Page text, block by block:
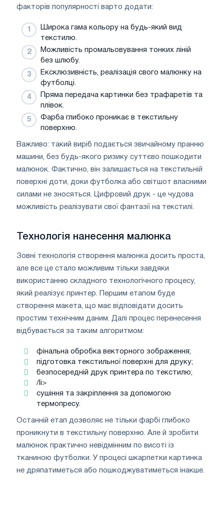
факторів популярності варто додати:
Широка гама кольору на будь-який вид
текстилю.
Можливість промальовування тонких ліній
без шлюбу.
Ексклюзивність, реалізація свого малюнку на
футболці.
Пряма передача картинки без трафаретів та
плівок.
Фарба глибоко проникає в текстильну
поверхню.
Важливо: такий виріб подається звичайному пранню
машини, без будь-якого ризику суттєво пошкодити
малюнок. Фактично, він залишається на текстильній
поверхні доти, доки футболка або світшот власними
силами не зносяться. Цифровий друк - це чудова
можливість реалізувати свої фантазії на текстилі.
Технологія нанесення малюнка
Зовні технологія створення малюнка досить проста,
але все це стало можливим тільки завдяки
використанню складного технологічного процесу,
який реалізує принтер. Першим етапом буде
створення макета, що має відповідати досить
простим технічним даним. Далі процес перенесення
відбувається за таким алгоритмом:
фінальна обробка векторного зображення;
підготовка текстильної поверхні для друку;
безпосередній друк принтера по текстилю;
/li>
сушіння та закріплення за допомогою
термопресу.
Останній етап дозволяє не тільки фарбі глибоко
проникнути в текстильну поверхню. Але й зробити
малюнок практично невідмінним по висоті із
тканиною футболки. У процесі шкарпетки картинка
не дряпатиметься або пошкоджуватиметься інакше.